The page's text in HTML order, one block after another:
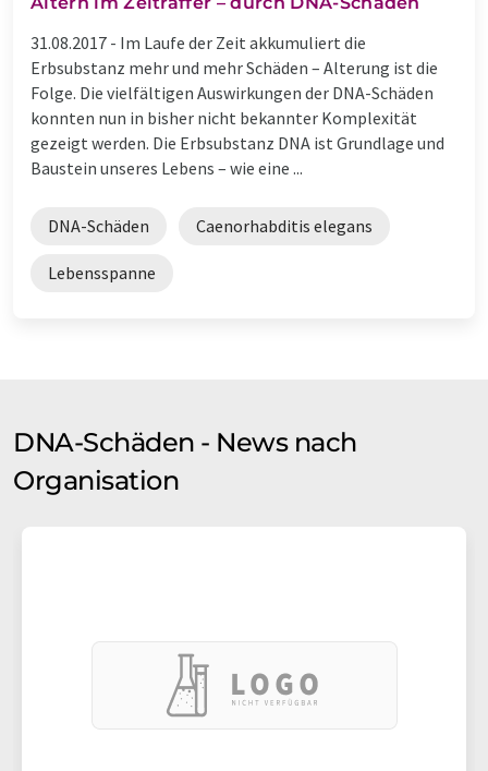
31.08.2017 - Im Laufe der Zeit akkumuliert die
Erbsubstanz mehr und mehr Schäden – Alterung ist die
Folge. Die vielfältigen Auswirkungen der DNA-Schäden
konnten nun in bisher nicht bekannter Komplexität
gezeigt werden. Die Erbsubstanz DNA ist Grundlage und
Baustein unseres Lebens – wie eine ...
DNA-Schäden Caenorhabditis elegans
Lebensspanne
DNA-Schäden - News nach
Organisation